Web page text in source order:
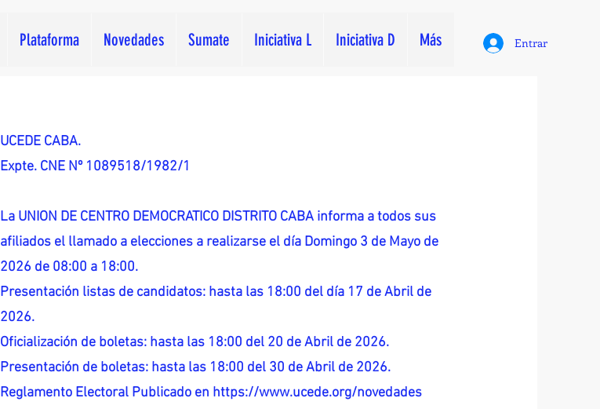
Plataforma Novedades Sumate Iniciativa L Iniciativa D Más Entrar
UCEDE CABA.
Expte. CNE Nº 1089518/1982/1
La UNION DE CENTRO DEMOCRATICO DISTRITO CABA informa a todos sus
afiliados el llamado a elecciones a realizarse el día Domingo 3 de Mayo de
2026 de 08:00 a 18:00.
Presentación listas de candidatos: hasta las 18:00 del día 17 de Abril de
2026.
Oficialización de boletas: hasta las 18:00 del 20 de Abril de 2026.
Presentación de boletas: hasta las 18:00 del 30 de Abril de 2026.
Reglamento Electoral Publicado en https://www.ucede.org/novedades